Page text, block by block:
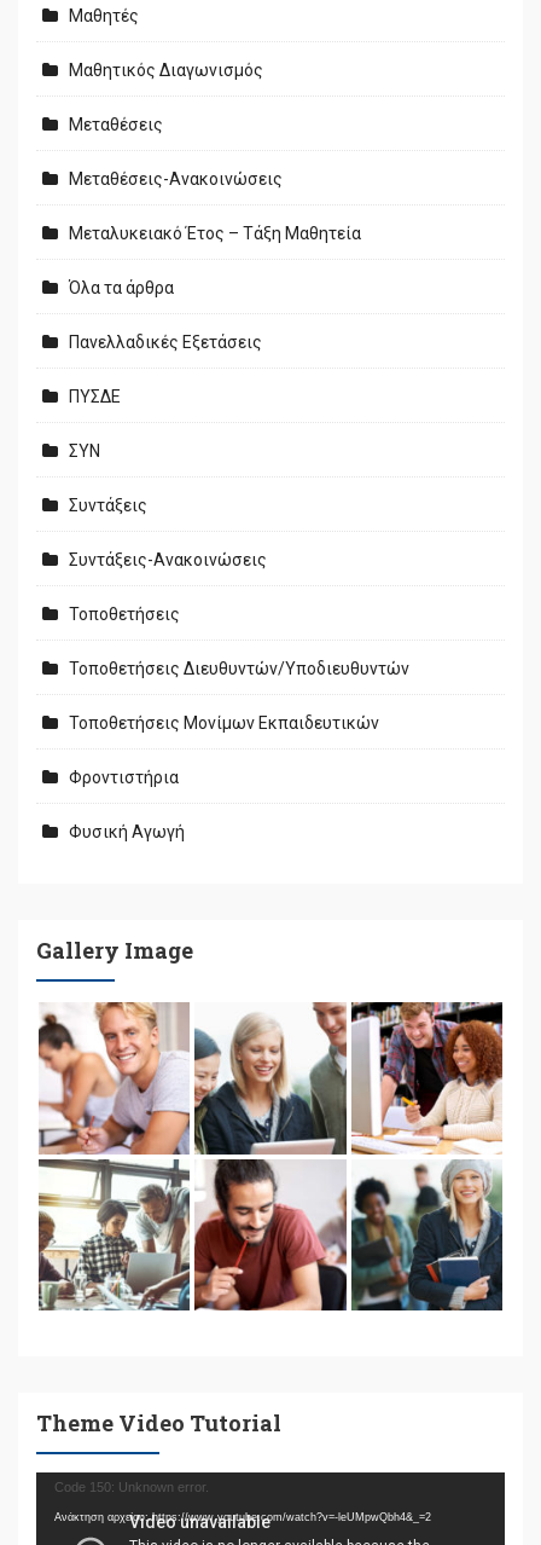
Μαθητές
Μαθητικός Διαγωνισμός
Μεταθέσεις
Μεταθέσεις-Ανακοινώσεις
Μεταλυκειακό Έτος – Τάξη Μαθητεία
Όλα τα άρθρα
Πανελλαδικές Εξετάσεις
ΠΥΣΔΕ
ΣΥΝ
Συντάξεις
Συντάξεις-Ανακοινώσεις
Τοποθετήσεις
Τοποθετήσεις Διευθυντών/Υποδιευθυντών
Τοποθετήσεις Μονίμων Εκπαιδευτικών
Φροντιστήρια
Φυσική Αγωγή
Gallery Image
Theme Video Tutorial
Πρόγραμμα
Αναπαραγωγής
Code 150: Unknown error.
Ανάκτηση αρχείου: https://www.youtube.com/watch?v=-leUMpwQbh4&_=2